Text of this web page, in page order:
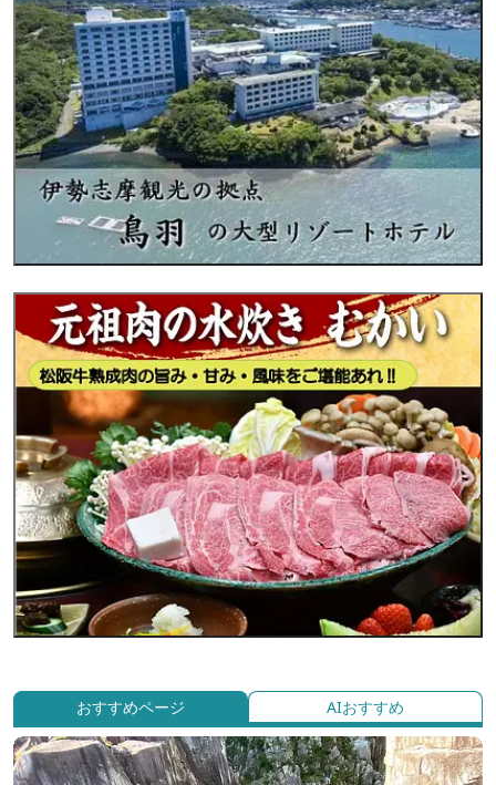
おすすめページ AIおすすめ